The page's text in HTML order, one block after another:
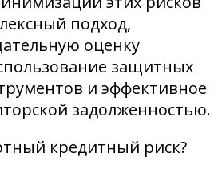
подход,
оценку
защитных
и эффективное
задолженностью.
кредитный риск?